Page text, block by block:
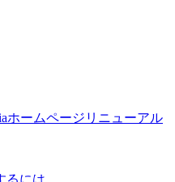
ホームページリニューアル